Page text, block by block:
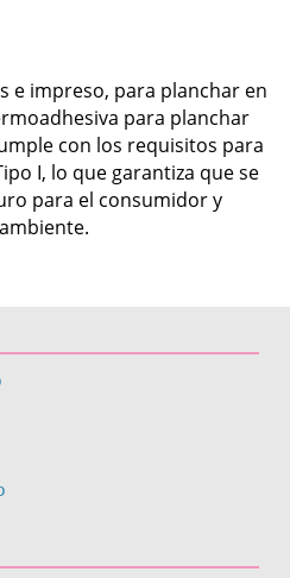
e impreso, para planchar en
para planchar
con los requisitos para
I, lo que garantiza que se
para el consumidor y